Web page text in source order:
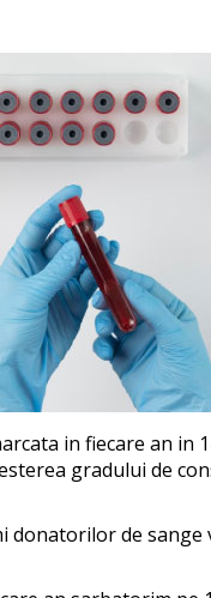
in fiecare an in
gradului de
donatorilor de